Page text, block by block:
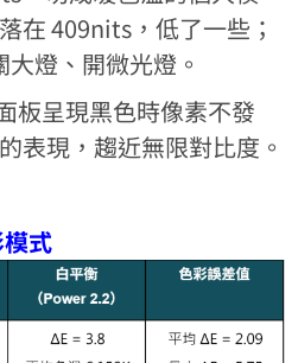
在 409nits，低了一些；
燈、開微光燈。
板呈現黑色時像素不發
表現，趨近無限對比度。
式